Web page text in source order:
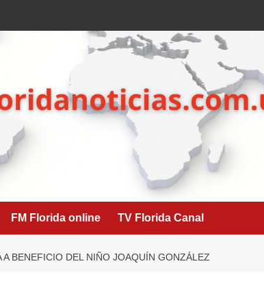
FM Florida online TV Florida Canal
BENEFICIO DEL NIÑO JOAQUÍN GONZÁLEZ